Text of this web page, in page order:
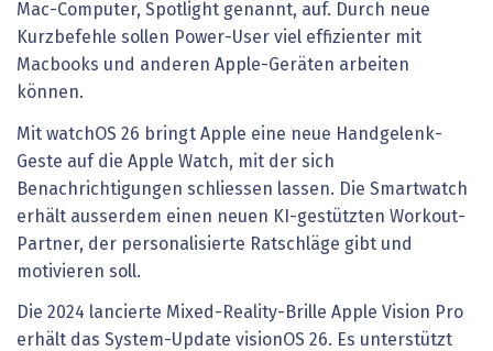
Mac-Computer, Spotlight genannt, auf. Durch neue
Kurzbefehle sollen Power-User viel effizienter mit
Macbooks und anderen Apple-Geräten arbeiten
können.
Mit watchOS 26 bringt Apple eine neue Handgelenk-
Geste auf die Apple Watch, mit der sich
Benachrichtigungen schliessen lassen. Die Smartwatch
erhält ausserdem einen neuen KI-gestützten Workout-
Partner, der personalisierte Ratschläge gibt und
motivieren soll.
Die 2024 lancierte Mixed-Reality-Brille Apple Vision Pro
erhält das System-Update visionOS 26. Es unterstützt